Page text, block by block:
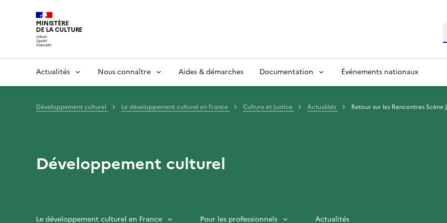
MINISTÈRE
DE LA CULTURE
Actualités Nous connaître Aides & démarches Documentation Événements nationaux
Développement culturel Le développement culturel en France Culture et Justice Actualités Retour sur les Rencontres Scène
Développement culturel
Le développement culturel en France Pour les professionnels Actualités